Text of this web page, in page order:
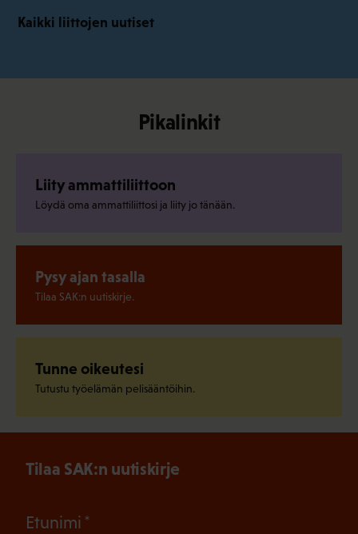
Kaikki liittojen uutiset
Pikalinkit
Liity ammattiliittoon
Löydä oma ammattiliittosi ja liity jo tänään.
Pysy ajan tasalla
Tilaa SAK:n uutiskirje.
Tunne oikeutesi
Tutustu työelämän pelisääntöihin.
Tilaa SAK:n uutiskirje
Etunimi